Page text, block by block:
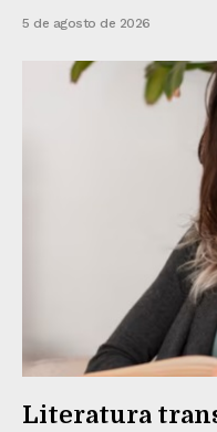
5 de agosto de 2026
Literatura